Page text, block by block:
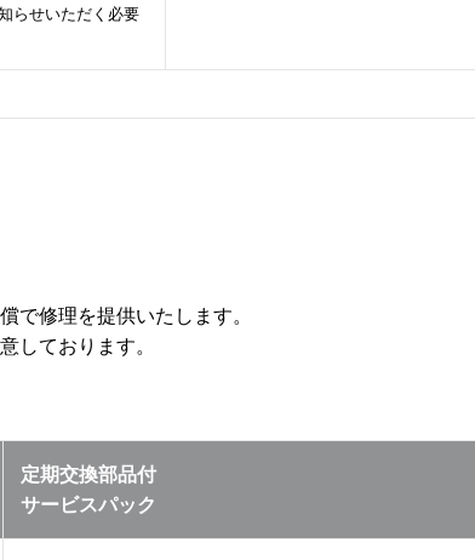
らせいただく必要
で修理を提供いたします。
しております。
定期交換部品付
サービスパック